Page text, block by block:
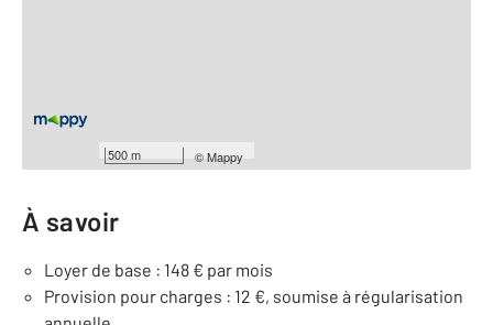
500 m ©Mappy
Général
Videophone
À savoir
Loyer de base : 148 € par mois
Provision pour charges : 12 €, soumise à régularisation